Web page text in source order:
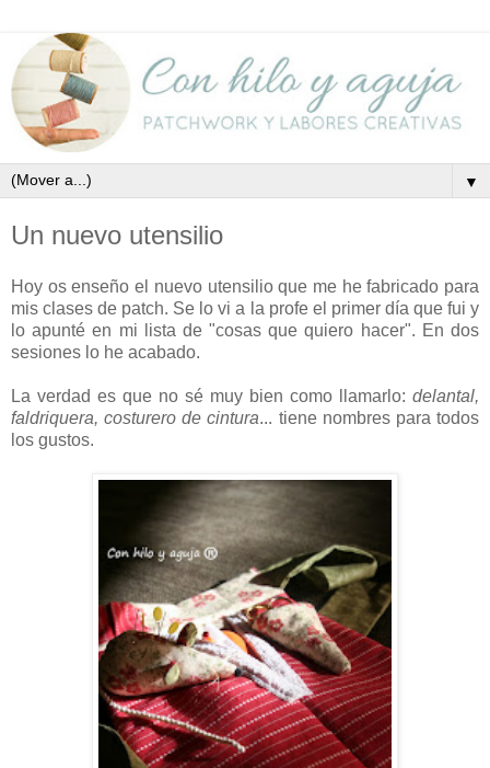
▼
Un nuevo utensilio
Hoy os enseño el nuevo utensilio que me he fabricado para
mis clases de patch. Se lo vi a la profe el primer día que fui y
lo apunté en mi lista de "cosas que quiero hacer". En dos
sesiones lo he acabado.
La verdad es que no sé muy bien como llamarlo: delantal,
faldriquera, costurero de cintura... tiene nombres para todos
los gustos.